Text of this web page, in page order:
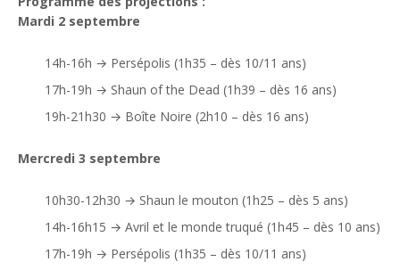
Mardi 2 septembre
14h-16h → Persépolis (1h35 – dès 10/11 ans)
17h-19h → Shaun of the Dead (1h39 – dès 16 ans)
19h-21h30 → Boîte Noire (2h10 – dès 16 ans)
Mercredi 3 septembre
10h30-12h30 → Shaun le mouton (1h25 – dès 5 ans)
14h-16h15 → Avril et le monde truqué (1h45 – dès 10 ans)
17h-19h → Persépolis (1h35 – dès 10/11 ans)